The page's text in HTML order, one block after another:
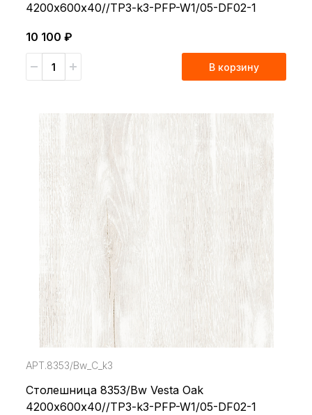
4200х600х40//TP3-k3-PFP-W1/05-DF02-1
10 100 ₽
В корзину
АРТ.8353/Bw_С_k3
Столешница 8353/Bw Vesta Oak
4200х600х40//TP3-k3-PFP-W1/05-DF02-1